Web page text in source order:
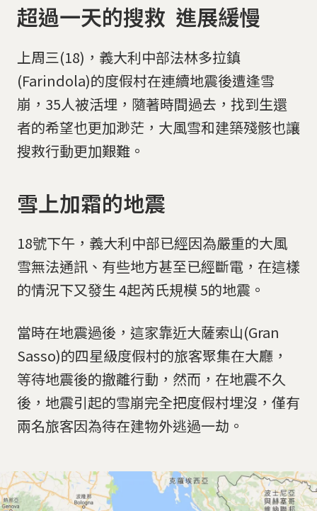
超過一天的搜救 進展緩慢
上周三(18)，義大利中部法林多拉鎮
(Farindola)的度假村在連續地震後遭逢雪
崩，35人被活埋，隨著時間過去，找到生還
者的希望也更加渺茫，大風雪和建築殘骸也讓
搜救行動更加艱難。
雪上加霜的地震
18號下午，義大利中部已經因為嚴重的大風
雪無法通訊、有些地方甚至已經斷電，在這樣
的情況下又發生 4起芮氏規模 5的地震。
當時在地震過後，這家靠近大薩索山(Gran
Sasso)的四星級度假村的旅客聚集在大廳，
等待地震後的撤離行動，然而，在地震不久
後，地震引起的雪崩完全把度假村埋沒，僅有
兩名旅客因為待在建物外逃過一劫。